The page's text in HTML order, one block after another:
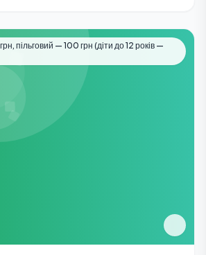
пільговий — 100 грн (діти до 12 років —